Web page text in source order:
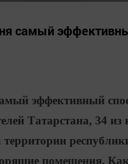
самый
эффективный
Татарстана, 34
помещения. Как